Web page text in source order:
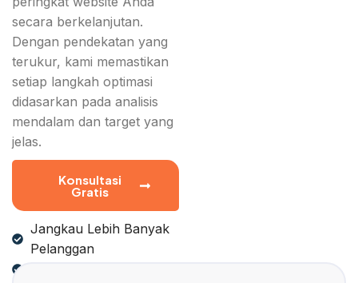
secara berkelanjutan.
Dengan pendekatan yang
terukur, kami memastikan
setiap langkah optimasi
didasarkan pada analisis
mendalam dan target yang
jelas.
Konsultasi
Gratis
Jangkau Lebih Banyak
Pelanggan